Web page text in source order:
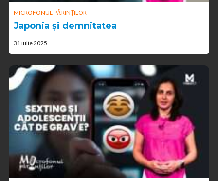
MICROFONUL PĂRINȚILOR
Japonia și demnitatea
31 iulie 2025